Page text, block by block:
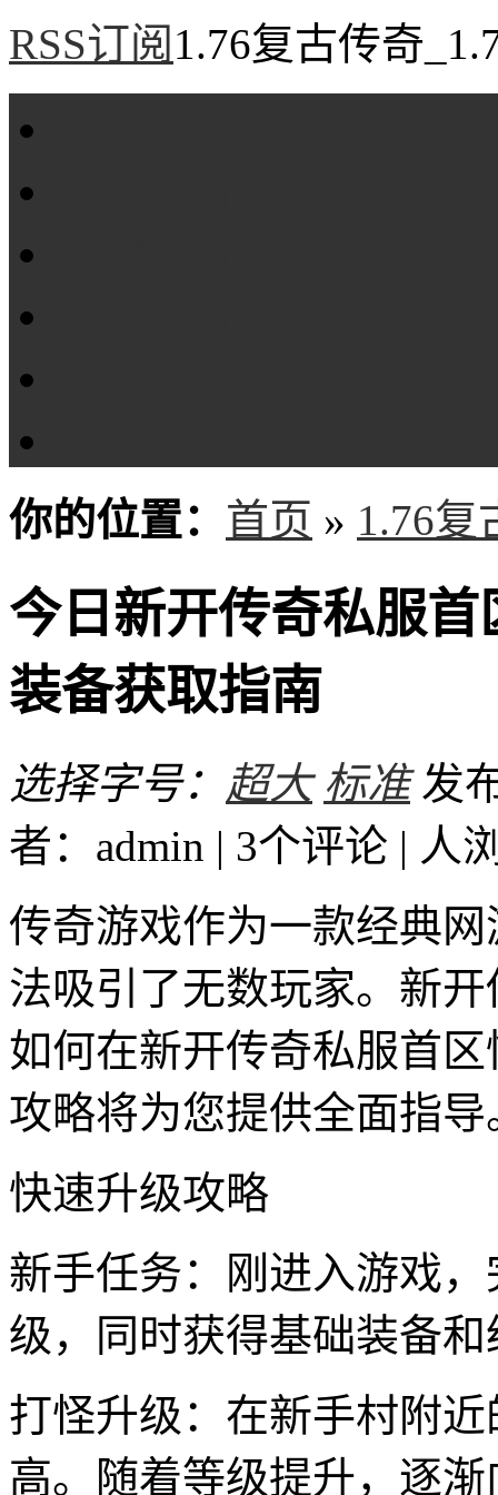
RSS订阅 1.76复古传奇
你的位置： 首页 » 1.76复
今日新开传奇私服
装备获取指南
选择字号： 超大 标准 发
者：admin | 3个评论 | 人
传奇游戏作为一款经典
法吸引了无数玩家。新
如何在新开传奇私服首
攻略将为您提供全面指导
快速升级攻略
新手任务：刚进入游戏
级，同时获得基础装备和
打怪升级：在新手村附
高。随着等级提升，逐